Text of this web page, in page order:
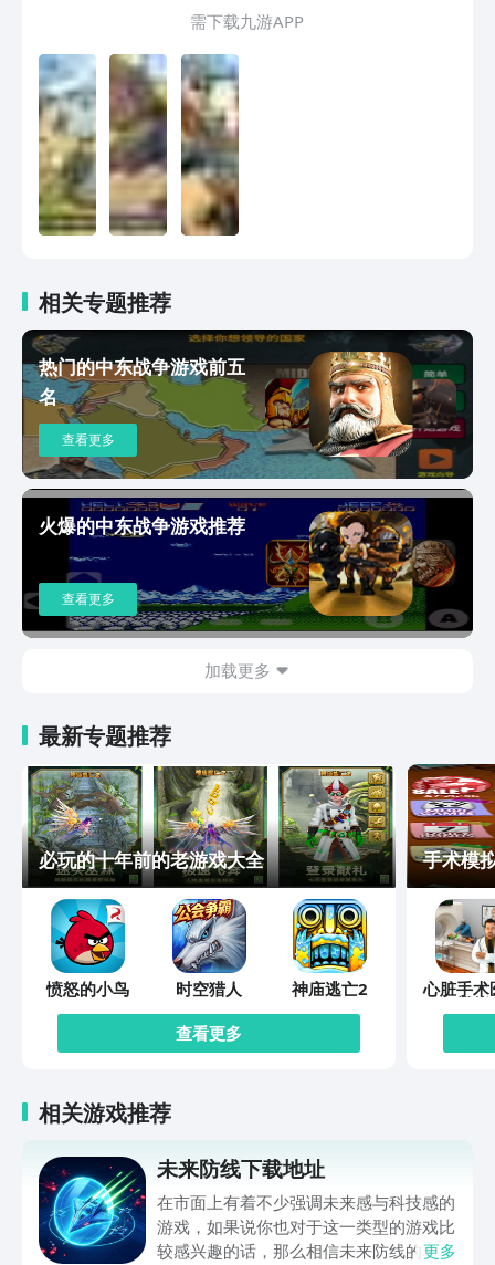
需 下 载 九 游 A P P
相关专题推荐
热门的中东战争游戏前五
名
查看更多
火爆的中东战争游戏推荐
查看更多
加载更多
最新专题推荐
必玩的十年前的老游戏大全
愤怒的小鸟 时空猎人
神庙逃亡2
查看更多
手术模
心脏手术
模拟
相关游戏推荐
未来防线下载地址
在市面上有着不少强调未来感与科技感的
游戏，如果说你也对于这一类型的游戏比
较感兴趣的话，那么相信未来防线的名字
更多